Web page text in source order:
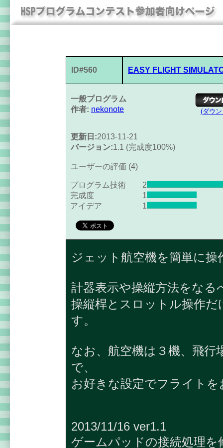
ID#560 EASY FLIGHT
一般プログラム
作者: nekonote (ダウ
更新日:2013-11-21
バージョン:1.1 (完成度100%)
ユーザーの評価 (4)
プログラム技術
2
完成度
1
アイデア
1
ジェット航空機を簡単に
計器表示や操縦方法をな
操縦桿とスロットル操作
す。
なお、航空機は３機、飛
で、
お好きな設定でフライト
2013/11/16 ver1.1
ゲームパッドの接続処理を